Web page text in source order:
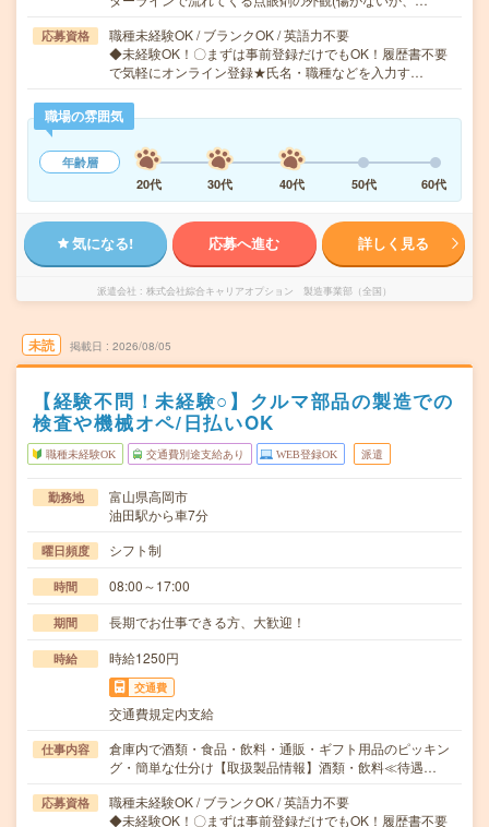
応募資格
職種未経験OK / ブランクOK / 英語力不要
◆未経験OK！〇まずは事前登録だけでもOK！履歴書不要
で気軽にオンライン登録★氏名・職種などを入力す…
職場の雰囲気
年齢層
20代
30代 40代 50代 60代
気になる! 応募へ進む 詳しく見る
派遣会社 株式会社綜合キャリアオプション 製造事業部（全国）
未読 掲載日 2026/08/05
【経験不問！未経験○】クルマ部品の製造での
検査や機械オペ/日払いOK
職種未経験OK 交通費別途支給あり WEB登録OK 派遣
勤務地
富山県高岡市
油田駅から車7分
曜日頻度 シフト制
時間 08:00～17:00
期間 長期でお仕事できる方、大歓迎！
時給 時給1250円
交通費
交通費規定内支給
仕事内容
倉庫内で酒類・食品・飲料・通販・ギフト用品のピッキン
グ・簡単な仕分け【取扱製品情報】酒類・飲料≪待遇…
応募資格
職種未経験OK / ブランクOK / 英語力不要
◆未経験OK！〇まずは事前登録だけでもOK！履歴書不要